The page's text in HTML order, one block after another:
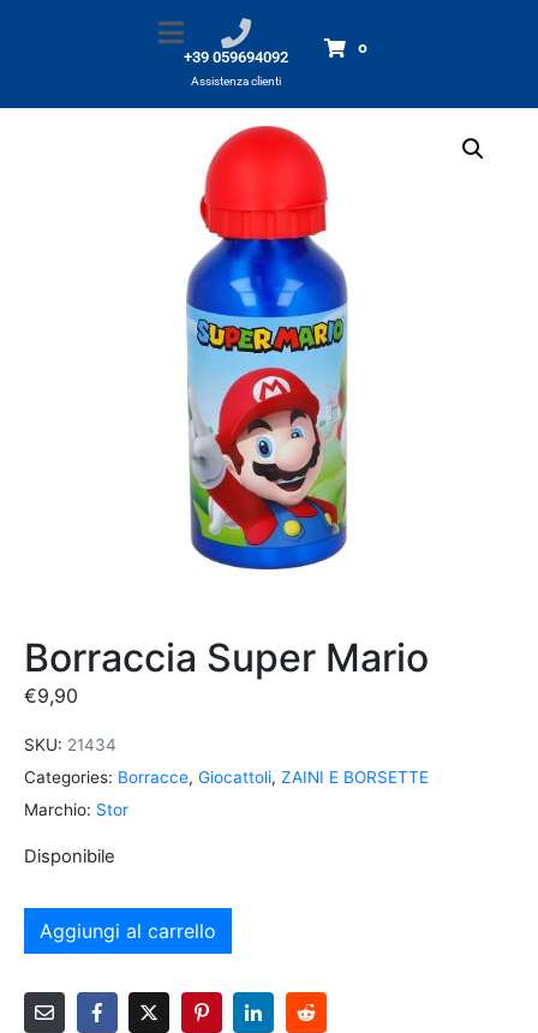
+39 059694092
Assistenza clienti
0
Prodotti Borraccia Super Mario
Borraccia Super Mario
€9,90
SKU: 21434
Categories: Borracce, Giocattoli, ZAINI E BORSETTE
Marchio: Stor
Disponibile
Aggiungi al carrello